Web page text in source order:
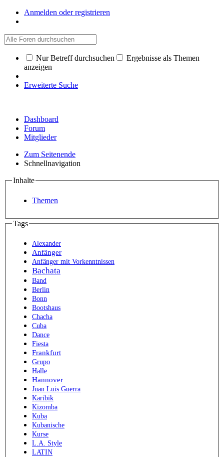
Anmelden oder registrieren
Nur Betreff durchsuchen
Ergebnisse als Themen
anzeigen
Erweiterte Suche
Dashboard
Forum
Mitglieder
Zum Seitenende
Schnellnavigation
Inhalte
Themen
Tags
Alexander
Anfänger
Anfänger mit Vorkenntnissen
Bachata
Band
Berlin
Bonn
Bootshaus
Chacha
Cuba
Dance
Fiesta
Frankfurt
Grupo
Halle
Hannover
Juan Luis Guerra
Karibik
Kizomba
Kuba
Kubanische
Kurse
L.A. Style
LATIN